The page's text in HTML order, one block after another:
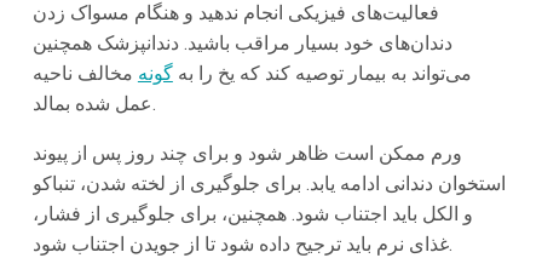
فعالیت‌های فیزیکی انجام ندهید و هنگام مسواک زدن
دندان‌های خود بسیار مراقب باشید. دندانپزشک همچنین
می‌تواند به بیمار توصیه کند که یخ را بهگونه مخالف ناحیه
عمل شده بمالد.
ورم ممکن است ظاهر شود و برای چند روز پس از پیوند
استخوان دندانی ادامه یابد. برای جلوگیری از لخته شدن، تنباکو
و الکل باید اجتناب شود. همچنین، برای جلوگیری از فشار،
غذای نرم باید ترجیح داده شود تا از جویدن اجتناب شود.